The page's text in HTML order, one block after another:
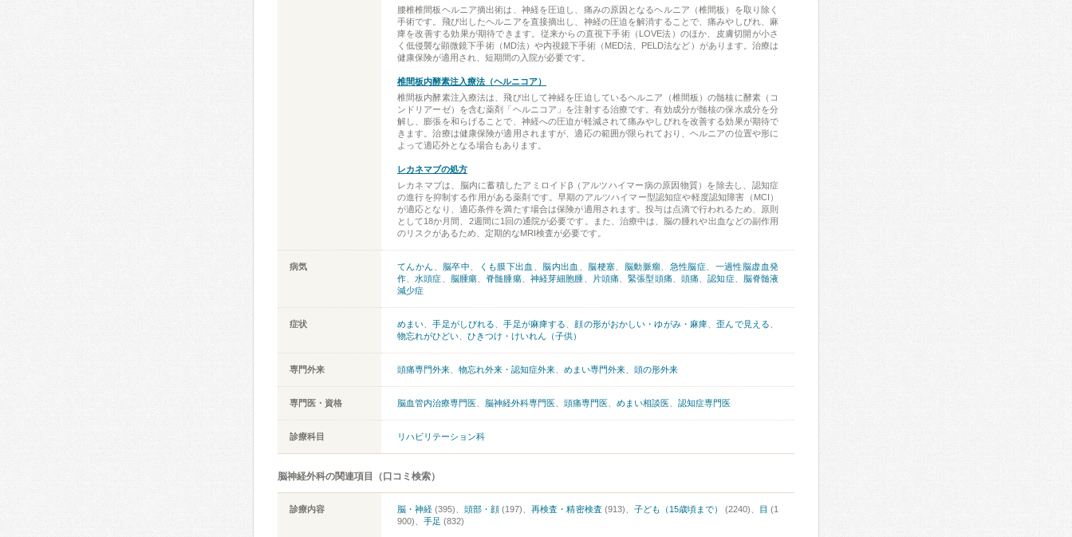
腰椎椎間板ヘルニア摘出術は、神経を圧迫し、痛みの原因となるヘルニア（椎間板）を取り除く
手術です。飛び出したヘルニアを直接摘出し、神経の圧迫を解消することで、痛みやしびれ、麻
痺を改善する効果が期待できます。従来からの直視下手術（LOVE法）のほか、皮膚切開が小さ
く低侵襲な顕微鏡下手術（MD法）や内視鏡下手術（MED法、PELD法など）があります。治療は
健康保険が適用され、短期間の入院が必要です。
椎間板内酵素注入療法（ヘルニコア）
椎間板内酵素注入療法は、飛び出して神経を圧迫しているヘルニア（椎間板）の髄核に酵素（コ
ンドリアーゼ）を含む薬剤「ヘルニコア」を注射する治療です。有効成分が髄核の保水成分を分
解し、膨張を和らげることで、神経への圧迫が軽減されて痛みやしびれを改善する効果が期待で
きます。治療は健康保険が適用されますが、適応の範囲が限られており、ヘルニアの位置や形に
よって適応外となる場合もあります。
レカネマブの処方
レカネマブは、脳内に蓄積したアミロイドβ（アルツハイマー病の原因物質）を除去し、認知症
の進行を抑制する作用がある薬剤です。早期のアルツハイマー型認知症や軽度認知障害（MCI）
が適応となり、適応条件を満たす場合は保険が適用されます。投与は点滴で行われるため、原則
として18か月間、2週間に1回の通院が必要です。また、治療中は、脳の腫れや出血などの副作用
のリスクがあるため、定期的なMRI検査が必要です。
病気 てんかん 脳卒中 くも膜下出血 脳内出血 脳梗塞 脳動脈瘤 急性脳症
一過性脳虚血発
作 、水頭症 脳腫瘍 、脊髄腫瘍、 神経芽細胞腫 片頭痛 、緊張型頭痛、 頭痛 、認知症、
脳脊髄液
減少症
症状 めまい 、手足がしびれる 、手足が麻痺する 、顔の形がおかしい・ゆがみ・麻痺 、歪んで見える
物忘れがひどい
ひきつけ・けいれん（子供）
専門外来 頭痛専門外来 物忘れ外来・認知症外来 めまい専門外来 頭の形外来
専門医・資格 脳血管内治療専門医 脳神経外科専門医 頭痛専門医 めまい相談医 認知症専門医
診療科目 リハビリテーション科
脳神経外科の関連項目（口コミ検索）
診療内容 脳・神経 (395)、頭部・顔 (197)、再検査・精密検査(913)、 子ども（15歳頃まで） (2240)、 目 (1
900)、 手足 (832)